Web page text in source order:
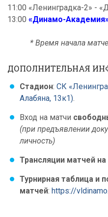
11:00 «Ленинградка-2» -
13:00 «Динамо-
* Время начала
ДОПОЛНИТЕЛЬНАЯ
Стадион: СК
Алабяна, 13к1).
Вход на матчи
(при предъявлении
личность)
Трансляции матчей на
Турнирная таблица и
матчей: https://